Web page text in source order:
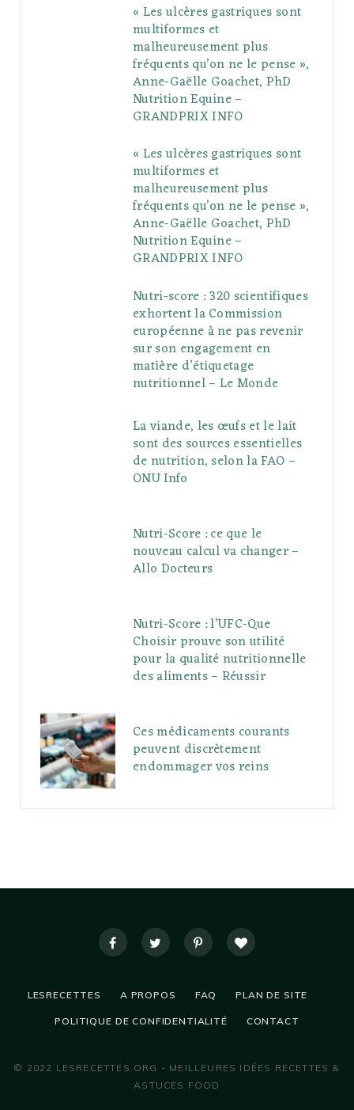
e
P
l
s
g
r
a
m
r
e
s
r
« Les ulcères gastriques sont
multiformes et
malheureusement plus
fréquents qu’on ne le pense »,
Anne-Gaëlle Goachet, PhD
Nutrition Equine –
GRANDPRIX INFO
« Les ulcères gastriques sont
multiformes et
malheureusement plus
fréquents qu’on ne le pense »,
Anne-Gaëlle Goachet, PhD
Nutrition Equine –
GRANDPRIX INFO
Nutri-score : 320 scientifiques
exhortent la Commission
européenne à ne pas revenir
sur son engagement en
matière d’étiquetage
nutritionnel – Le Monde
La viande, les œufs et le lait
sont des sources essentielles
de nutrition, selon la FAO –
ONU Info
Nutri-Score : ce que le
nouveau calcul va changer –
Allo Docteurs
Nutri-Score : l’UFC-Que
Choisir prouve son utilité
pour la qualité nutritionnelle
des aliments – Réussir
Ces médicaments courants
peuvent discrètement
endommager vos reins
LESRECETTES A PROPOS FAQ PLAN DE SITE
POLITIQUE DE CONFIDENTIALITÉ CONTACT
© 2022 LESRECETTES.ORG - MEILLEURES IDÉES RECETTES &
ASTUCES FOOD